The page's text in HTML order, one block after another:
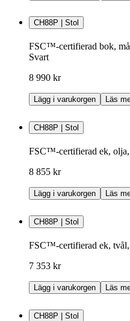
CH88P | Stol
FSC™-certifierad bok,
Svart
8 990 kr
Lägg i varukorgen Läs
CH88P | Stol
FSC™-certifierad ek, olja,
8 855 kr
Lägg i varukorgen Läs
CH88P | Stol
FSC™-certifierad ek,
7 353 kr
Lägg i varukorgen Läs
CH88P | Stol